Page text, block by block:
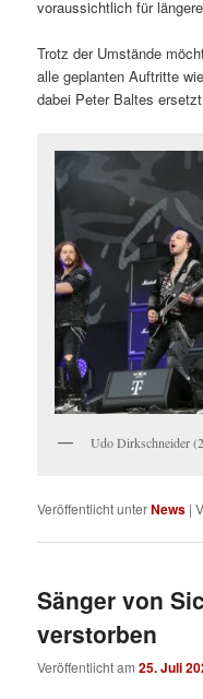
voraussichtlich für
Trotz der Umstände
alle geplanten Auftritte
dabei Peter Baltes
Udo Dirkschneider
Veröffentlicht unterNews |
Sänger von
verstorben
Veröffentlicht am25. Juli